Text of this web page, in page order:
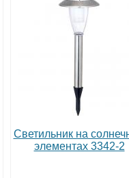
Светильник на
элементах 3342-2